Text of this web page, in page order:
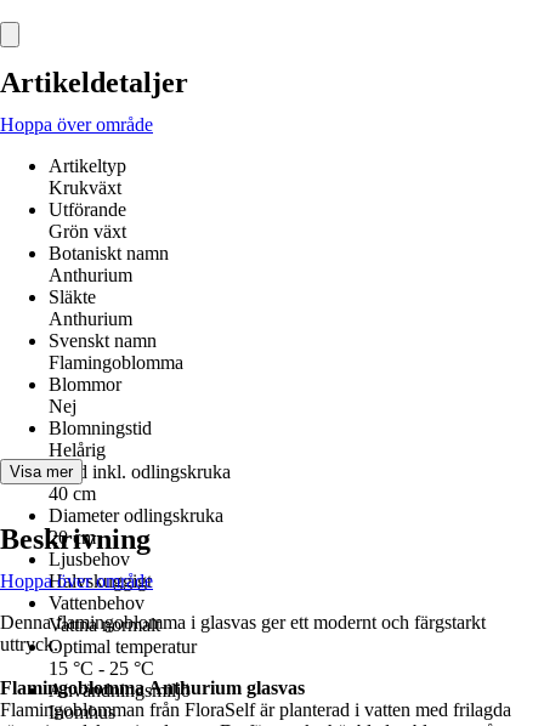
Artikeldetaljer
Hoppa över område
Artikeltyp
Krukväxt
Utförande
Grön växt
Botaniskt namn
Anthurium
Släkte
Anthurium
Svenskt namn
Flamingoblomma
Blommor
Nej
Blomningstid
Helårig
Höjd inkl. odlingskruka
40 cm
Diameter odlingskruka
20 cm
Ljusbehov
Halvskuggigt
Vattenbehov
Vattna normalt
Optimal temperatur
15 °C - 25 °C
Användningsmiljö
Inomhus
Visa mer
Beskrivning
Hoppa över område
Denna flamingoblomma i glasvas ger ett modernt och färgstarkt
uttryck.
Flamingoblomma Anthurium glasvas
Flamingoblomman från FloraSelf är planterad i vatten med frilagda